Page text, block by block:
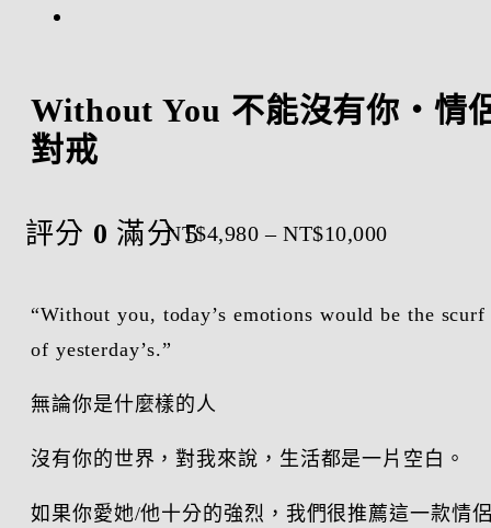
Without You 不能沒有你・情
對戒
評分 0 滿分 5
NT$4,980 – NT$10,000價
範
NT$10,000
“Without you, today’s emotions would be the scurf
of yesterday’s.”
無論你是什麼樣的人
沒有你的世界，對我來說，生活都是一片空白。
如果你愛她/他十分的強烈，我們很推薦這一款情